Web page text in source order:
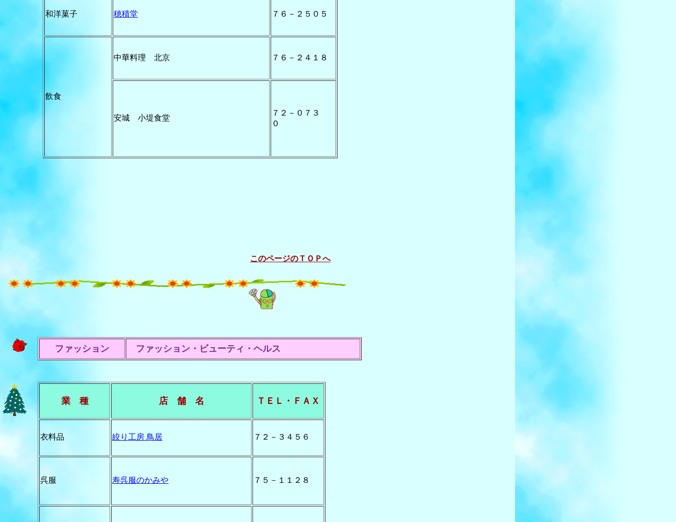
和洋菓子 穂積堂 ７６－２５０５
飲食
中華料理 北京 ７６－２４１８
安城 小堤食堂
７２－０７３
０
業 種 店 舗 名 ＴＥＬ・ＦＡＸ
衣料品 絞り工房 鳥居 ７２－３４５６
呉服 寿呉服のかみや ７５－１１２８
このページのＴＯＰへ
ファッション ファッション・ビューティ・ヘルス